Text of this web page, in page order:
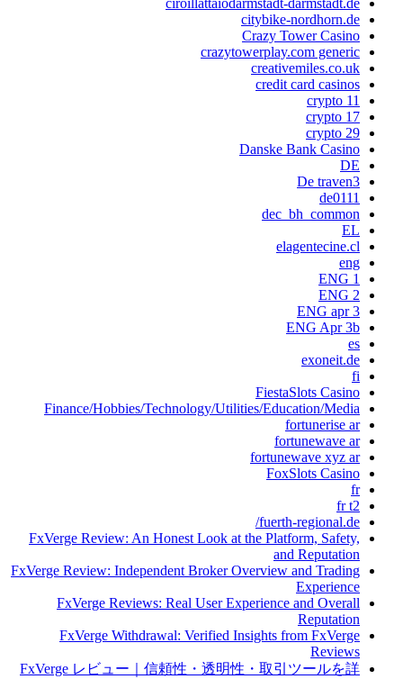
ciroillattaiodarmstadt-darmstadt.de
citybike-nordhorn.de
Crazy Tower Сasino
crazytowerplay.com generic
creativemiles.co.uk
credit card casinos
crypto 11
crypto 17
crypto 29
Danske Bank Casino
DE
De traven3
de0111
dec_bh_common
EL
elagentecine.cl
eng
ENG 1
ENG 2
ENG apr 3
ENG Apr 3b
es
exoneit.de
fi
FiestaSlots Casino
Finance/Hobbies/Technology/Utilities/Education/Media
fortunerise ar
fortunewave ar
fortunewave xyz ar
FoxSlots Casino
fr
fr t2
fuerth-regional.de/
FxVerge Review: An Honest Look at the Platform, Safety,
and Reputation
FxVerge Review: Independent Broker Overview and Trading
Experience
FxVerge Reviews: Real User Experience and Overall
Reputation
FxVerge Withdrawal: Verified Insights from FxVerge
Reviews
FxVerge レビュー｜信頼性・透明性・取引ツールを詳